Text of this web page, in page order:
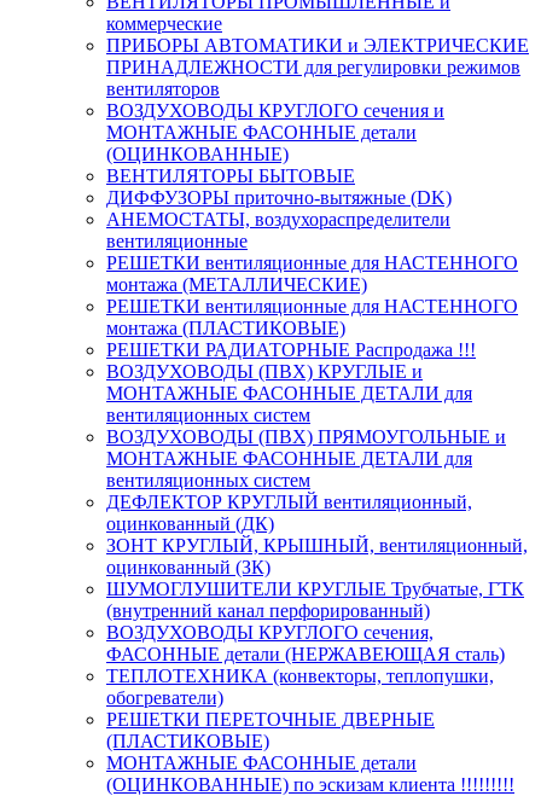
коммерческие
ПРИБОРЫ АВТОМАТИКИ и ЭЛЕКТРИЧЕСКИЕ
ПРИНАДЛЕЖНОСТИ для регулировки режимов
вентиляторов
ВОЗДУХОВОДЫ КРУГЛОГО сечения и
МОНТАЖНЫЕ ФАСОННЫЕ детали
(ОЦИНКОВАННЫЕ)
ВЕНТИЛЯТОРЫ БЫТОВЫЕ
ДИФФУЗОРЫ приточно-вытяжные (DK)
АНЕМОСТАТЫ, воздухораспределители
вентиляционные
РЕШЕТКИ вентиляционные для НАСТЕННОГО
монтажа (МЕТАЛЛИЧЕСКИЕ)
РЕШЕТКИ вентиляционные для НАСТЕННОГО
монтажа (ПЛАСТИКОВЫЕ)
РЕШЕТКИ РАДИАТОРНЫЕ Распродажа !!!
ВОЗДУХОВОДЫ (ПВХ) КРУГЛЫЕ и
МОНТАЖНЫЕ ФАСОННЫЕ ДЕТАЛИ для
вентиляционных систем
ВОЗДУХОВОДЫ (ПВХ) ПРЯМОУГОЛЬНЫЕ и
МОНТАЖНЫЕ ФАСОННЫЕ ДЕТАЛИ для
вентиляционных систем
ДЕФЛЕКТОР КРУГЛЫЙ вентиляционный,
оцинкованный (ДК)
ЗОНТ КРУГЛЫЙ, КРЫШНЫЙ, вентиляционный,
оцинкованный (ЗК)
ШУМОГЛУШИТЕЛИ КРУГЛЫЕ Трубчатые, ГТК
(внутренний канал перфорированный)
ВОЗДУХОВОДЫ КРУГЛОГО сечения,
ФАСОННЫЕ детали (НЕРЖАВЕЮЩАЯ сталь)
ТЕПЛОТЕХНИКА (конвекторы, теплопушки,
обогреватели)
РЕШЕТКИ ПЕРЕТОЧНЫЕ ДВЕРНЫЕ
(ПЛАСТИКОВЫЕ)
МОНТАЖНЫЕ ФАСОННЫЕ детали
(ОЦИНКОВАННЫЕ) по эскизам клиента !!!!!!!!!